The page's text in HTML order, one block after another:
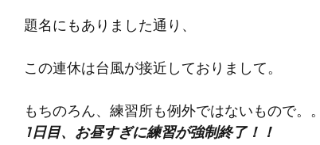
題名にもありました通り、
この連休は台風が接近しておりまして。
もちのろん、練習所も例外ではないもので。。
1日目、お昼すぎに練習が強制終了！！